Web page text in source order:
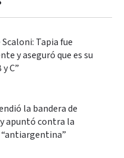
Tapia fue
y aseguró que es su
C”
la bandera de
apuntó contra la